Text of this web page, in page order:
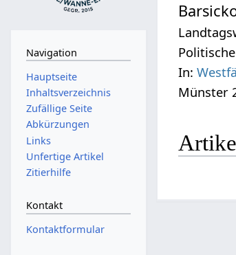
In:
Münster
Navigation
Hauptseite
Inhaltsverzeichnis
Zufällige Seite
Abkürzungen
Links
Unfertige Artikel
Zitierhilfe
Kontakt
Kontaktformular